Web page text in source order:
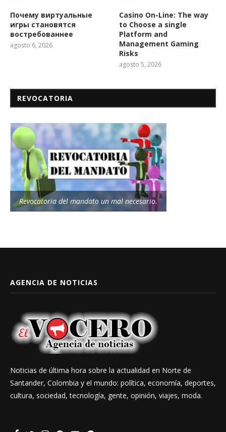
Почему виртуальные
игры становятся
востребованнее
agosto 6, 2026
Casino On-Line: The way
to Choose a single
Platform and
Management Gaming
Risks
agosto 5, 2026
REVOCATORIA
Revocatoria del mandato un mal necesario.
AGENCIA DE NOTICIAS
Noticias de última hora sobre la actualidad en Norte de
Santander, Colombia y el mundo: política, economía, deportes,
cultura, sociedad, tecnología, gente, opinión, viajes, moda.